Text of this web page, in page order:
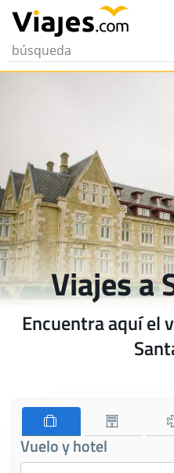
Viajes a
Encuentra aquí el
Vuelo y hotel